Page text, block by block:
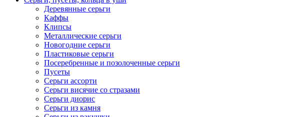
Деревянные серьги
Каффы
Клипсы
Металлические серьги
Новогодние серьги
Пластиковые серьги
Посеребренные и позолоченные серьги
Пусеты
Серьги ассорти
Серьги висячие со стразами
Серьги диорис
Серьги из камня